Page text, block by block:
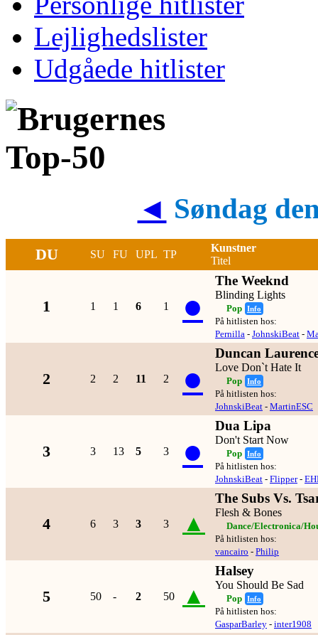
Lejlighedslister
Udgåede hitlister
◄ Søndag
DU SU FU UPL TP
Kunstner
Titel
1 1 1 6 1 ●
The Weeknd
Blinding Lights
Pop Info
På hitlisten hos:
Pernilla - JohnskiBeat -
2 2 2 11 2 ●
Duncan
Love Don`t Hate It
Pop Info
På hitlisten hos:
JohnskiBeat - MartinESC
3 3 13 5 3 ●
Dua Lipa
Don't Start Now
Pop Info
På hitlisten hos:
JohnskiBeat - Flipper-
4 6 3 3 3 ▲
The Subs Vs.
Flesh & Bones
Dance/Electronica/
På hitlisten hos:
vancairo - Philip
5 50 - 2 50 ▲
Halsey
You Should Be Sad
Pop Info
På hitlisten hos:
GasparBarley - inter1908